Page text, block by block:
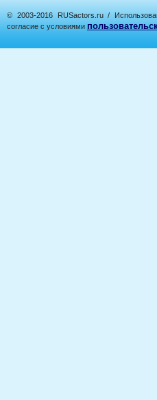
© 2003-2016 RUSactors.ru /
согласие с условиями